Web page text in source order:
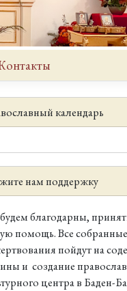
календарь
нам поддержку
благодарны,
помощь. Все собранные
пойдут на
и создание
центра в Баден-